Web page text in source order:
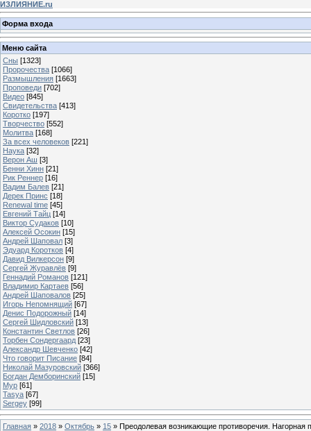
ИЗЛИЯНИЕ.ru
Форма входа
Меню сайта
Сны [1323]
Пророчества [1066]
Размышления [1663]
Проповеди [702]
Видео [845]
Свидетельства [413]
Коротко [197]
Творчество [552]
Молитва [168]
За всех человеков [221]
Наука [32]
Верон Аш [3]
Бенни Хинн [21]
Рик Реннер [16]
Вадим Балев [21]
Дерек Принс [18]
Renewal time [45]
Евгений Тайц [14]
Виктор Судаков [10]
Алексей Осокин [15]
Андрей Шаповал [3]
Эдуард Коротков [4]
Давид Вилкерсон [9]
Сергей Журавлёв [9]
Геннадий Романов [121]
Владимир Картаев [56]
Андрей Шаповалов [25]
Игорь Непомнящий [67]
Денис Подорожный [14]
Сергей Шидловский [13]
Константин Светлов [26]
Торбен Сондергаард [23]
Александр Шевченко [42]
Что говорит Писание [84]
Николай Мазуровский [366]
Богдан Демборинский [15]
Мур [61]
Tasya [67]
Sergey [99]
Главная » 2018 » Октябрь » 15 » Преодолевая возникающие противоречия. Нагорная